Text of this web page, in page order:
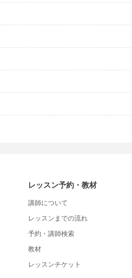
レッスン予約・教材
講師について
レッスンまでの流れ
予約・講師検索
教材
レッスンチケット